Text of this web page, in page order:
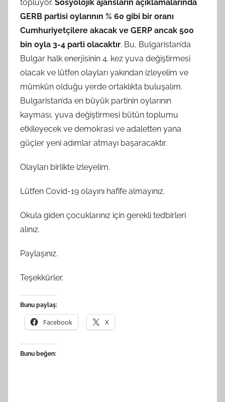
topluyor. Sosyolojik ajansların açıklamalarında
GERB partisi oylarının % 60 gibi bir oranı
Cumhuriyetçilere akacak ve GERP ancak 500
bin oyla 3-4 parti olacaktır. Bu, Bulgaristan’da
Bulgar halk enerjisinin 4. kez yuva değiştirmesi
olacak ve lütfen olayları yakından izleyelim ve
mümkün olduğu yerde ortaklıkta buluşalım.
Bulgaristan’da en büyük partinin oylarının
kayması, yuva değiştirmesi bütün toplumu
etkileyecek ve demokrasi ve adaletten yana
güçler yeni adımlar atmayı başaracaktır.
Olayları birlikte izleyelim.
Lütfen Covid-19 olayını hafife almayınız.
Okula giden çocuklarınız için gerekli tedbirleri
alınız.
Paylaşınız.
Teşekkürler.
Bunu paylaş:
Facebook X
Bunu beğen: